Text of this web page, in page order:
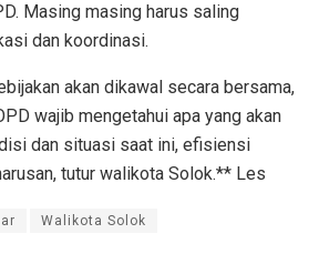
Masing masing harus saling
dan koordinasi.
akan dikawal secara bersama,
wajib mengetahui apa yang akan
dan situasi saat ini, efisiensi
tutur walikota Solok.** Les
Walikota Solok